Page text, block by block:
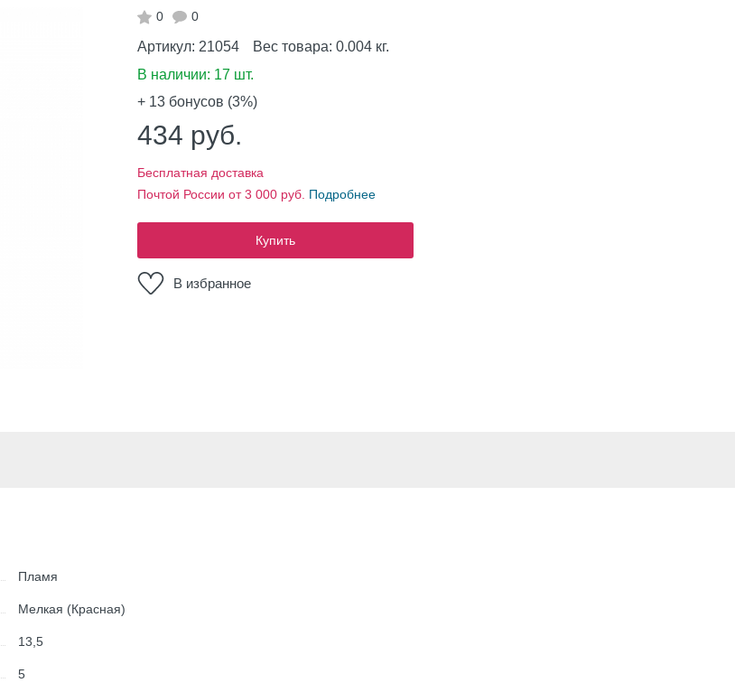
0 0
Артикул: 21054 Вес товара: 0.004 кг.
В наличии: 17 шт.
+ 13 бонусов (3%)
434 руб.
Бесплатная доставка
Почтой России от 3 000 руб. Подробнее
Купить
В избранное
Пламя
Мелкая (Красная)
13,5
5